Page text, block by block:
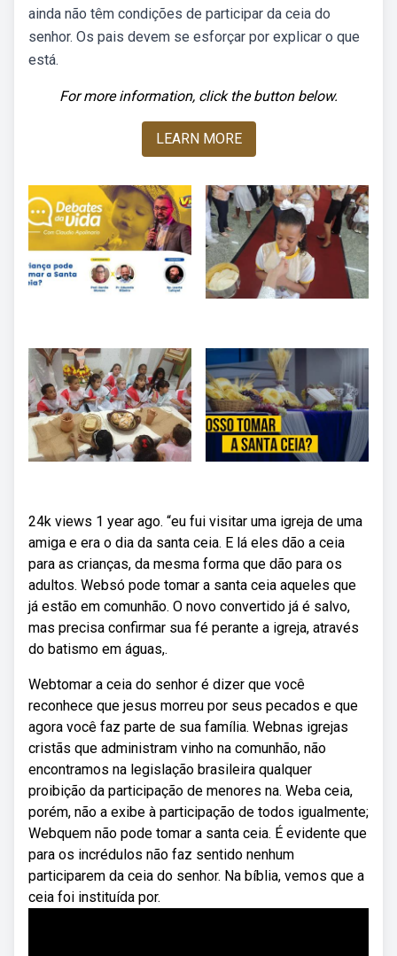
ainda não têm condições de participar da ceia do
senhor. Os pais devem se esforçar por explicar o que
está.
For more information, click the button below.
LEARN MORE
24k views 1 year ago. “eu fui visitar uma igreja de uma
amiga e era o dia da santa ceia. E lá eles dão a ceia
para as crianças, da mesma forma que dão para os
adultos. Websó pode tomar a santa ceia aqueles que
já estão em comunhão. O novo convertido já é salvo,
mas precisa confirmar sua fé perante a igreja, através
do batismo em águas,.
Webtomar a ceia do senhor é dizer que você
reconhece que jesus morreu por seus pecados e que
agora você faz parte de sua família. Webnas igrejas
cristãs que administram vinho na comunhão, não
encontramos na legislação brasileira qualquer
proibição da participação de menores na. Weba ceia,
porém, não a exibe à participação de todos igualmente;
Webquem não pode tomar a santa ceia. É evidente que
para os incrédulos não faz sentido nenhum
participarem da ceia do senhor. Na bíblia, vemos que a
ceia foi instituída por.